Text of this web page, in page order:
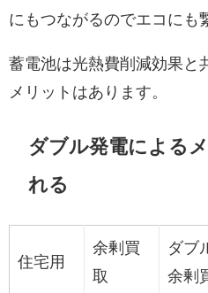
にもつながるのでエコにも
蓄電池は光熱費削減効果と
メリットはあります。
ダブル発電による
れる
住宅用
余剰買
取
ダブ
余剰